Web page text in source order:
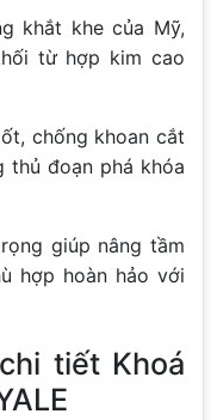
khắt khe của Mỹ,
từ hợp kim cao
chống khoan cắt
thủ đoạn phá khóa
giúp nâng tầm
hợp hoàn hảo với
tiết Khoá